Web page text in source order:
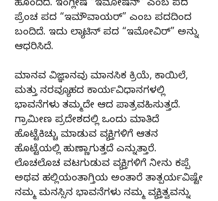
ಹೊಂದಿದೆ. ಇಂಗ್ಲೀಷ “ಇಮೋಷನ್” ಎಂಬ ಪದ
ಪ್ರೆಂಚ ಪದ “ಇಮೌವಾಯರ್” ಎಂಬ ಪದದಿಂದ
ಬಂದಿದೆ. ಇದು ಲ್ಯಾಟಿನ್ ಪದ “ಇಮೋವಿರ್” ಅನ್ನು
ಆಧರಿಸಿದೆ.
ಮಾನವ ವಿಜ್ಞಾನವು ಮಾನಸಿಕ ಕ್ರಿಯೆ, ಕಾಯಿಲೆ,
ಮತ್ತು ನರವ್ಯೂಹದ ಕಾರ್ಯವಿಧಾನಗಳಲ್ಲಿ
ಭಾವನೆಗಳು ತಮ್ಮದೇ ಆದ ಪಾತ್ರವಹಿಸುತ್ತದೆ.
ಗ್ರಾಮೀಣ ಪ್ರದೇಶದಲ್ಲಿ ಒಂದು ಮಾತಿದೆ
ಹೊಟ್ಟೆಕಿಚ್ಚು ಮಾಡುವ ವ್ಯಕ್ತಿಗಳಿಗೆ ಆತನ
ಹೊಟ್ಟೆಯಲ್ಲಿ ಹುಣ್ಣಾಗುತ್ತದೆ ಎನ್ನುತ್ತಾರೆ.
ಲೊಚಲೊಚ ವಟಗುಡುವ ವ್ಯಕ್ತಿಗಳಿಗೆ ನೀನು ಕಪ್ಪೆ
ಅಥವ ಹಲ್ಲಿಯಂತಾಗ್ತಿಯ ಅಂತಾರೆ ತಾತ್ಪರ್ಯವಿಷ್ಟೇ
ನಮ್ಮ ಮನಸ್ಸಿನ ಭಾವನೆಗಳು ನಮ್ಮ ವ್ಯಕ್ತಿತ್ವವನ್ನು